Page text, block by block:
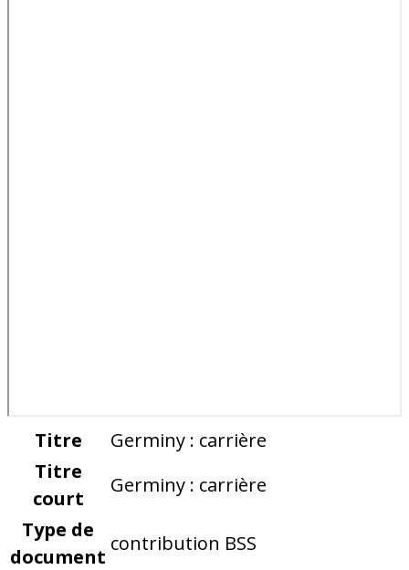
Titre
Germiny : carrière
Titre
court
Germiny : carrière
Type de
document
contribution BSS